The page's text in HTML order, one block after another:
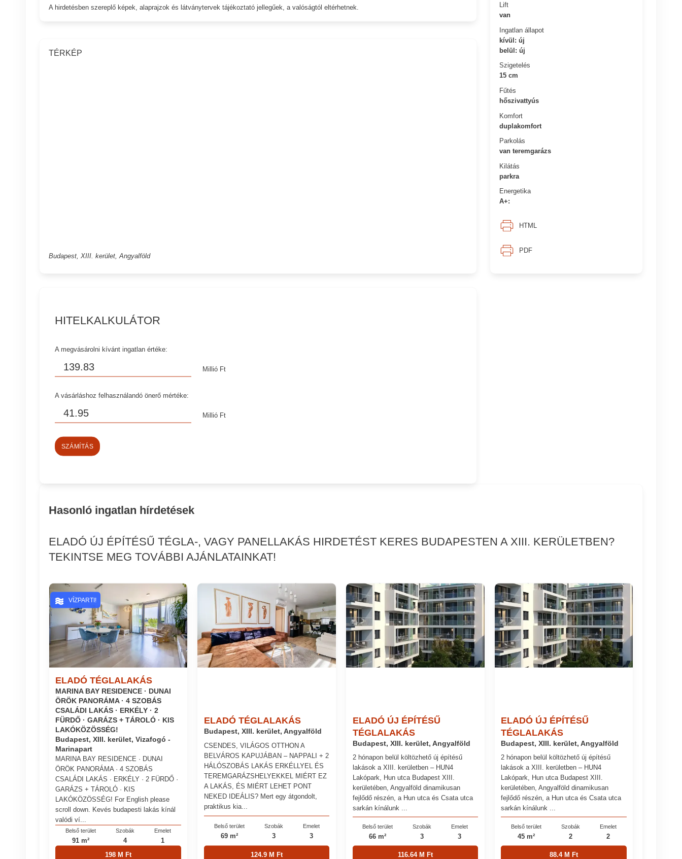
Lift
van
Ingatlan állapot
kívül: új
belül: új
Szigetelés
15 cm
Fűtés
hőszivattyús
Komfort
duplakomfort
Parkolás
van teremgarázs
Kilátás
parkra
Energetika
A+:
HTML
PDF
A hirdetésben szereplő képek, alaprajzok és látványtervek tájékoztató jellegűek, a valóságtól eltérhetnek.
TÉRKÉP
Budapest, XIII. kerület, Angyalföld
HITELKALKULÁTOR
A megvásárolni kívánt ingatlan értéke:
Millió Ft
A vásárláshoz felhasználandó önerő mértéke:
Millió Ft
SZÁMÍTÁS
Hasonló ingatlan hírdetések
ELADÓ ÚJ ÉPÍTÉSŰ TÉGLA-, VAGY PANELLAKÁS HIRDETÉST KERES BUDAPESTEN A XIII. KERÜLETBEN?
TEKINTSE MEG TOVÁBBI AJÁNLATAINKAT!
ELADÓ TÉGLALAKÁS
MARINA BAY RESIDENCE · DUNAI
ÖRÖK PANORÁMA · 4 SZOBÁS
CSALÁDI LAKÁS · ERKÉLY · 2
FÜRDŐ · GARÁZS + TÁROLÓ · KIS
LAKÓKÖZÖSSÉG!
Budapest, XIII. kerület, Vizafogó -
Marinapart
MARINA BAY RESIDENCE · DUNAI
ÖRÖK PANORÁMA · 4 SZOBÁS
CSALÁDI LAKÁS · ERKÉLY · 2 FÜRDŐ ·
GARÁZS + TÁROLÓ · KIS
LAKÓKÖZÖSSÉG! For English please
scroll down. Kevés budapesti lakás kínál
valódi ví...
Belső terület
91 m²
Szobák
4
Emelet
1
198 M Ft
VÍZPARTI!
ELADÓ TÉGLALAKÁS
Budapest, XIII. kerület, Angyalföld
CSENDES, VILÁGOS OTTHON A
BELVÁROS KAPUJÁBAN – NAPPALI + 2
HÁLÓSZOBÁS LAKÁS ERKÉLLYEL ÉS
TEREMGARÁZSHELYEKKEL MIÉRT EZ
A LAKÁS, ÉS MIÉRT LEHET PONT
NEKED IDEÁLIS? Mert egy átgondolt,
praktikus kia...
Belső terület
69 m²
Szobák
3
Emelet
3
124.9 M Ft
ELADÓ ÚJ ÉPÍTÉSŰ
TÉGLALAKÁS
Budapest, XIII. kerület, Angyalföld
2 hónapon belül költözhető új építésű
lakások a XIII. kerületben – HUN4
Lakópark, Hun utca Budapest XIII.
kerületében, Angyalföld dinamikusan
fejlődő részén, a Hun utca és Csata utca
sarkán kínálunk ...
Belső terület
66 m²
Szobák
3
Emelet
3
116.64 M Ft
ELADÓ ÚJ ÉPÍTÉSŰ
TÉGLALAKÁS
Budapest, XIII. kerület, Angyalföld
2 hónapon belül költözhető új építésű
lakások a XIII. kerületben – HUN4
Lakópark, Hun utca Budapest XIII.
kerületében, Angyalföld dinamikusan
fejlődő részén, a Hun utca és Csata utca
sarkán kínálunk ...
Belső terület
45 m²
Szobák
2
Emelet
2
88.4 M Ft